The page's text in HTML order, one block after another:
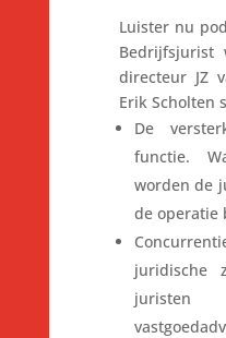
Luister nu
Bedrijfsjurist
directeur JZ
Erik Scholten
De
functie.
worden de
de operatie
juridische